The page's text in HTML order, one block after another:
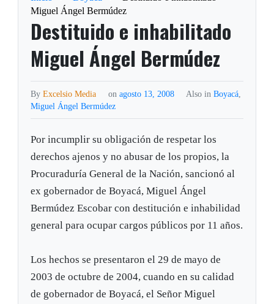
Miguel Ángel Bermúdez
Destituido e inhabilitado
Miguel Ángel Bermúdez
ByExcelsio Media on agosto 13, 2008 Also in Boyacá,
Miguel Ángel Bermúdez
Por incumplir su obligación de respetar los
derechos ajenos y no abusar de los propios, la
Procuraduría General de la Nación, sancionó al
ex gobernador de Boyacá, Miguel Ángel
Bermúdez Escobar con destitución e inhabilidad
general para ocupar cargos públicos por 11 años.
Los hechos se presentaron el 29 de mayo de
2003 de octubre de 2004, cuando en su calidad
de gobernador de Boyacá, el Señor Miguel